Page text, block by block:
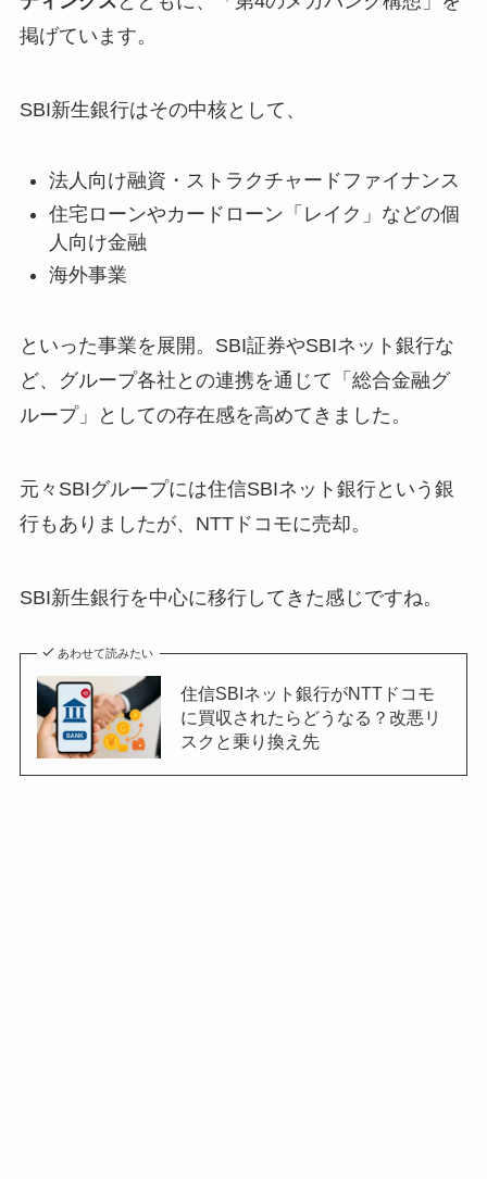
掲げています。
SBI新生銀行はその中核として、
法人向け融資・ストラクチャードファイナンス
住宅ローンやカードローン「レイク」などの個
人向け金融
海外事業
といった事業を展開。SBI証券やSBIネット銀行な
ど、グループ各社との連携を通じて「総合金融グ
ループ」としての存在感を高めてきました。
元々SBIグループには住信SBIネット銀行という銀
行もありましたが、NTTドコモに売却。
SBI新生銀行を中心に移行してきた感じですね。
あわせて読みたい
住信SBIネット銀行がNTTドコモ
に買収されたらどうなる？改悪リ
スクと乗り換え先